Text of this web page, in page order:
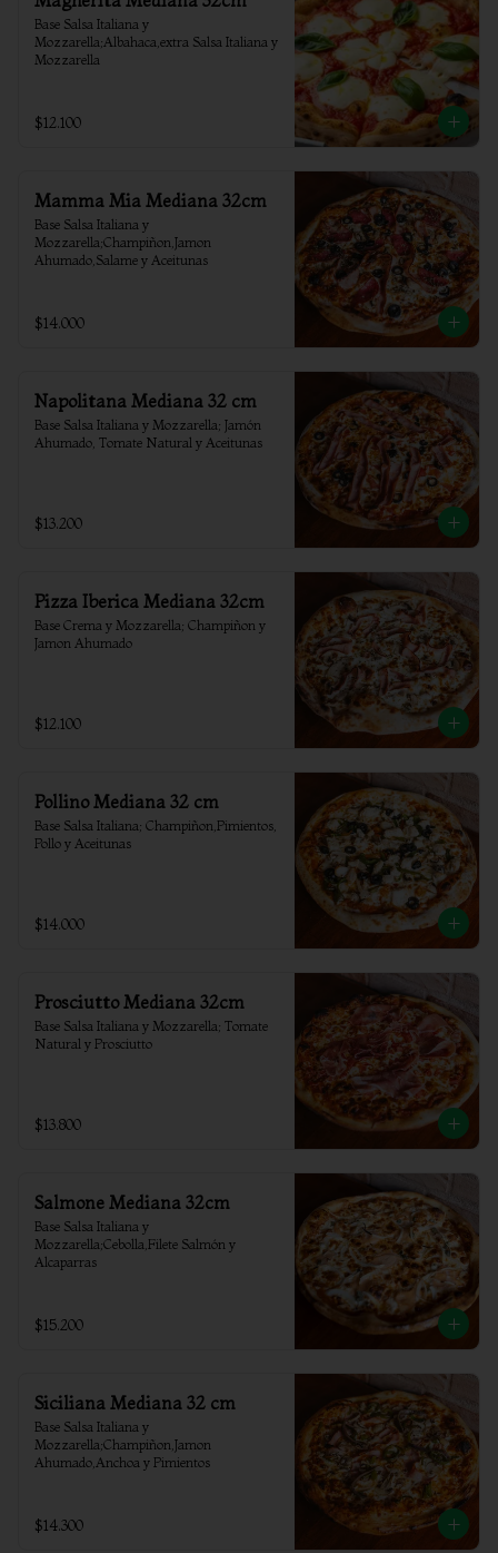
Base Salsa Italiana y
Mozzarella;Albahaca,extra Salsa Italiana y
Mozzarella
$12.100
Mamma Mia Mediana 32cm
Base Salsa Italiana y
Mozzarella;Champiñon,Jamon
Ahumado,Salame y Aceitunas
$14.000
Napolitana Mediana 32 cm
Base Salsa Italiana y Mozzarella; Jamón
Ahumado, Tomate Natural y Aceitunas
$13.200
Pizza Iberica Mediana 32cm
Base Crema y Mozzarella; Champiñon y
Jamon Ahumado
$12.100
Pollino Mediana 32 cm
Base Salsa Italiana; Champiñon,Pimientos,
Pollo y Aceitunas
$14.000
Prosciutto Mediana 32cm
Base Salsa Italiana y Mozzarella; Tomate
Natural y Prosciutto
$13.800
Salmone Mediana 32cm
Base Salsa Italiana y
Mozzarella;Cebolla,Filete Salmón y
Alcaparras
$15.200
Siciliana Mediana 32 cm
Base Salsa Italiana y
Mozzarella;Champiñon,Jamon
Ahumado,Anchoa y Pimientos
$14.300